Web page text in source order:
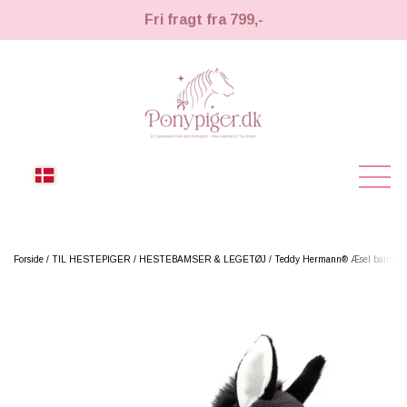
Fri fragt fra 799,-
NYHEDER
STRIGLER & TILBEHØR
LEMIEUX TOY PONY
TIL HESTEPIGER
Forside TIL HESTEPIGER HESTEBAMSER & LEGETØJ Teddy Hermann® Æsel bamse